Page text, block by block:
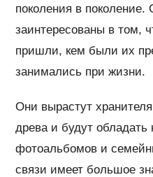
поколения в поколение.
заинтересованы в том,
пришли, кем были их
занимались при жизни.
Они вырастут
древа и будут обладать
фотоальбомов и
связи имеет большое